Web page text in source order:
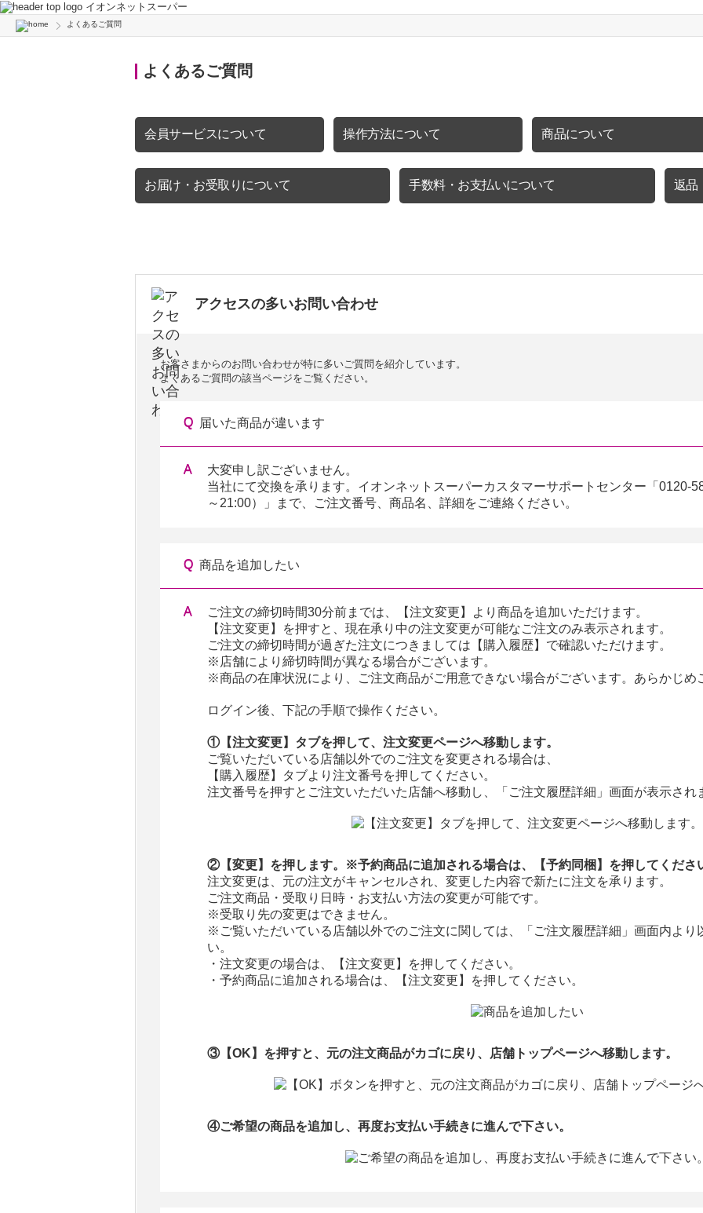
イオンネットスーパー
よくあるご質問
よくあるご質問
会員サービスについて 操作方法について 商品について
お届け・お受取りについて 手数料・お支払いについて 返品
アクセスの多いお問い合わせ
お客さまからのお問い合わせが特に多いご質問を紹介しています。
よくあるご質問の該当ページをご覧ください。
届いた商品が違います
大変申し訳ございません。
当社にて交換を承ります。イオンネットスーパーカスタマーサポートセンター「0120-
～21:00）」まで、ご注文番号、商品名、詳細をご連絡ください。
商品を追加したい
ご注文の締切時間30分前までは、【注文変更】より商品を追加いただけます。
【注文変更】を押すと、現在承り中の注文変更が可能なご注文のみ表示されます。
ご注文の締切時間が過ぎた注文につきましては【購入履歴】で確認いただけます。
※店舗により締切時間が異なる場合がございます。
※商品の在庫状況により、ご注文商品がご用意できない場合がございます。あらかじめ
ログイン後、下記の手順で操作ください。
①【注文変更】タブを押して、注文変更ページへ移動します。
ご覧いただいている店舗以外でのご注文を変更される場合は、
【購入履歴】タブより注文番号を押してください。
注文番号を押すとご注文いただいた店舗へ移動し、「ご注文履歴詳細」画面が表示され
②【変更】を押します。※予約商品に追加される場合は、【予約同梱】を押してくださ
注文変更は、元の注文がキャンセルされ、変更した内容で新たに注文を承ります。
ご注文商品・受取り日時・お支払い方法の変更が可能です。
※受取り先の変更はできません。
※ご覧いただいている店舗以外でのご注文に関しては、「ご注文履歴詳細」画面内より
い。
・注文変更の場合は、【注文変更】を押してください。
・予約商品に追加される場合は、【注文変更】を押してください。
③【OK】を押すと、元の注文商品がカゴに戻り、店舗トップページへ移動します。
④ご希望の商品を追加し、再度お支払い手続きに進んで下さい。